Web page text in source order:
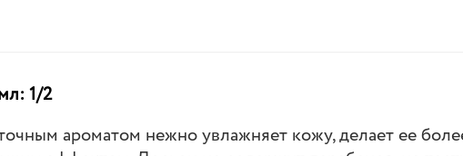
1/2
ароматом нежно увлажняет кожу, делает ее